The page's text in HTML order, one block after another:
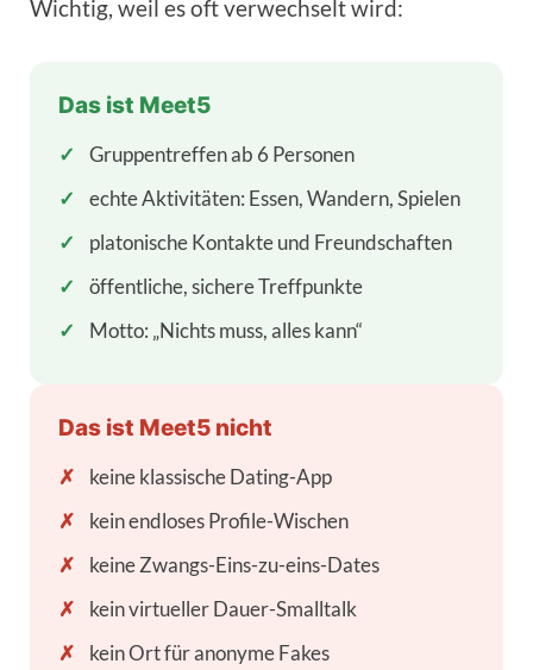
Wichtig, weil es oft verwechselt wird:
Das ist Meet5
✓
Gruppentreffen ab 6 Personen
✓
echte Aktivitäten: Essen, Wandern, Spielen
✓
platonische Kontakte und Freundschaften
✓
öffentliche, sichere Treffpunkte
✓
Motto: „Nichts muss, alles kann“
Das ist Meet5 nicht
✗
keine klassische Dating-App
✗
kein endloses Profile-Wischen
✗
keine Zwangs-Eins-zu-eins-Dates
✗
kein virtueller Dauer-Smalltalk
✗
kein Ort für anonyme Fakes